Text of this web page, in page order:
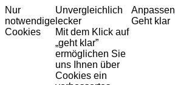
Nur
notwendige
Cookies
Unvergleichlich
lecker
Mit dem Klick auf
„geht klar”
ermöglichen Sie
uns Ihnen über
Cookies ein
Anpassen
Geht klar